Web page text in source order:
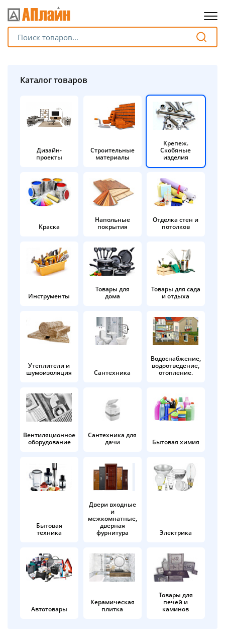
Каталог товаров
Дизайн-
проекты
Строительные
материалы
Крепеж.
Скобяные
изделия
Краска
Напольные
покрытия
Отделка стен и
потолков
Инструменты
Товары для
дома
Товары для сада
и отдыха
Утеплители и
шумоизоляция
Сантехника
Водоснабжение,
водоотведение,
отопление.
Вентиляционное
оборудование
Сантехника для
дачи
Бытовая химия
Бытовая
техника
Двери входные
и
межкомнатные,
дверная
фурнитура
Электрика
Автотовары
Керамическая
плитка
Товары для
печей и
каминов
Разбейте
без переплат
График платежей
Сегодня
%
в корзину
Оплачивайте сегодня только
25% картой любого банка
Получайте товар
выбранный способом
Оставшиеся
% будут
по25%каждые 2 недели
Подробнее
об оплате Плайтом
раз в 2
недели
Остались вопросы?
8 800 302-02-51
plait.ru